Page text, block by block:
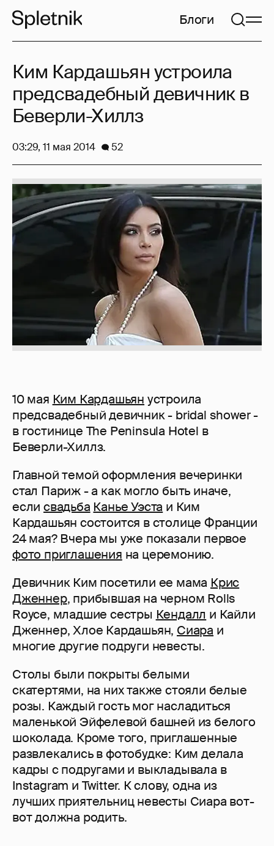
Блоги
10 мая Ким Кардашьян устроила
предсвадебный девичник - bridal shower -
в гостинице The Peninsula Hotel в
Беверли-Хиллз.
Главной темой оформления вечеринки
стал Париж - а как могло быть иначе,
если свадьба Канье Уэста и Ким
Кардашьян состоится в столице Франции
24 мая? Вчера мы уже показали первое
фото приглашения на церемонию.
Девичник Ким посетили ее мама Крис
Дженнер, прибывшая на черном Rolls
Royce, младшие сестры Кендалл и Кайли
Дженнер, Хлое Кардашьян, Сиара и
многие другие подруги невесты.
Столы были покрыты белыми
скатертями, на них также стояли белые
розы. Каждый гость мог насладиться
маленькой Эйфелевой башней из белого
шоколада. Кроме того, приглашенные
развлекались в фотобудке: Ким делала
кадры с подругами и выкладывала в
Instagram и Twitter. К слову, одна из
лучших приятельниц невесты Сиара вот-
вот должна родить.
Ким Кардашьян устроила
предсвадебный девичник в
Беверли-Хиллз
03:29, 11 мая 2014 52